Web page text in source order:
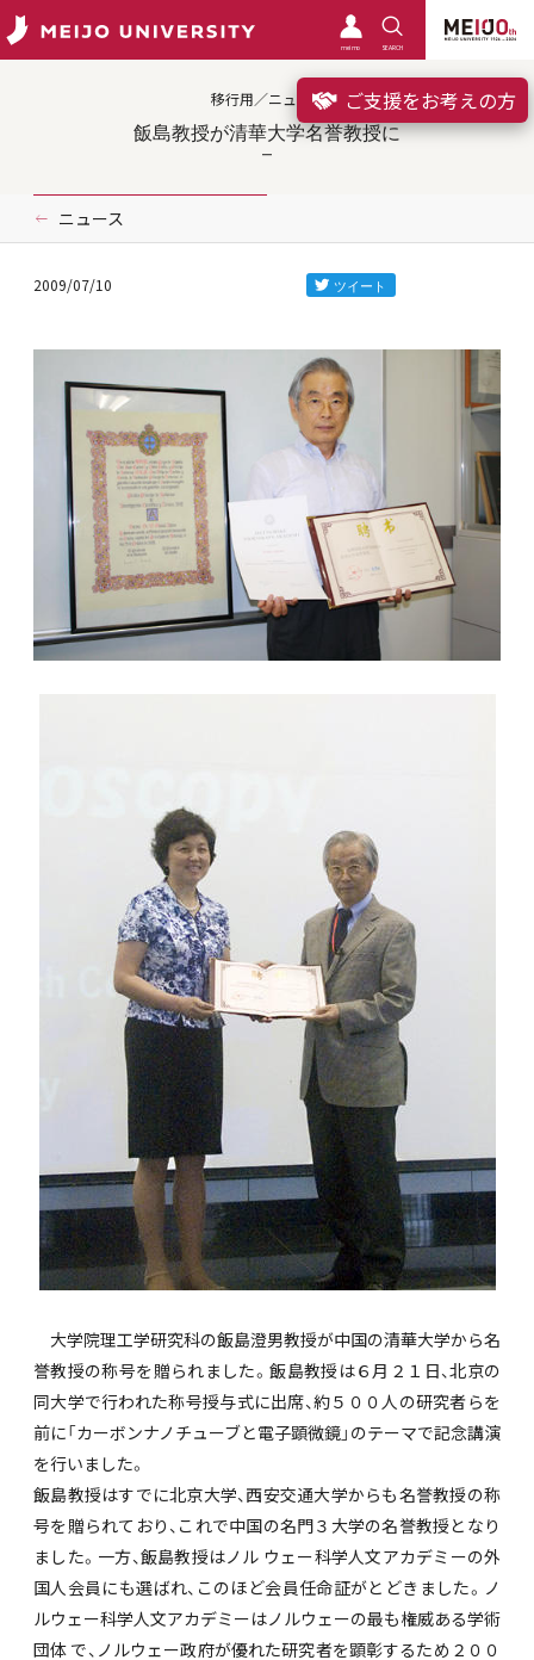
meimo SEARCH
ご支援をお考えの方
移行用／ニュース
飯島教授が清華大学名誉教授に
ニュース
2009/07/10
大学院理工学研究科の飯島澄男教授が中国の清華大学から名
誉教授の称号を贈られました。飯島教授は６月２１日、北京の
同大学で行われた称号授与式に出席、約５００人の研究者らを
前に「カーボンナノチューブと電子顕微鏡」のテーマで記念講演
を行いました。
飯島教授はすでに北京大学、西安交通大学からも名誉教授の称
号を贈られており、これで中国の名門３大学の名誉教授となり
ました。一方、飯島教授はノル ウェー科学人文アカデミーの外
国人会員にも選ばれ、このほど会員任命証がとどきました。ノ
ルウェー科学人文アカデミーはノルウェーの最も権威ある学術
団体 で、ノルウェー政府が優れた研究者を顕彰するため２００